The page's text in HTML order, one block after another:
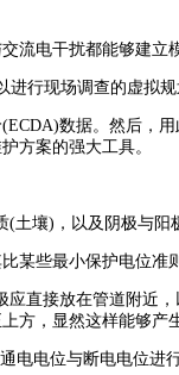
电干扰都能够建立
现场调查的虚拟规
数据。然后，
方案的强大工具。
)，以及阴极与阳
些最小保护电位准则
接放在管道附近
方，显然这样能够产
电位与断电电位进行